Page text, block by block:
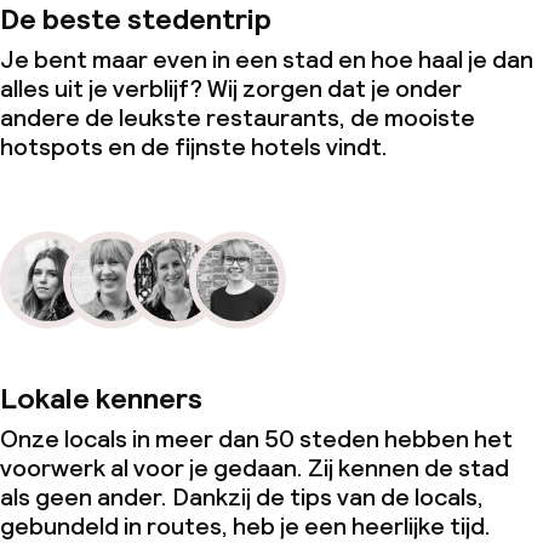
De beste stedentrip
Je bent maar even in een stad en hoe haal je dan
alles uit je verblijf? Wij zorgen dat je onder
andere de leukste restaurants, de mooiste
hotspots en de fijnste hotels vindt.
Lokale kenners
Onze locals in meer dan 50 steden hebben het
voorwerk al voor je gedaan. Zij kennen de stad
als geen ander. Dankzij de tips van de locals,
gebundeld in routes, heb je een heerlijke tijd.